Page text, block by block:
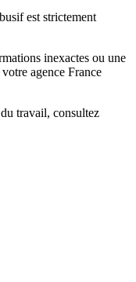
est strictement
inexactes ou une
agence France
travail, consultez